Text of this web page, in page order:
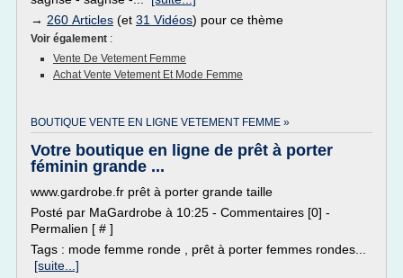
→ 260 Articles (et 31 Vidéos) pour ce thème
Voir également :
Vente De Vetement Femme
Achat Vente Vetement Et Mode Femme
BOUTIQUE VENTE EN LIGNE VETEMENT FEMME »
Votre boutique en ligne de prêt à porter
féminin grande ...
www.gardrobe.fr prêt à porter grande taille
Posté par MaGardrobe à 10:25 - Commentaires [0] -
Permalien [ # ]
Tags : mode femme ronde , prêt à porter femmes rondes...
[suite...]